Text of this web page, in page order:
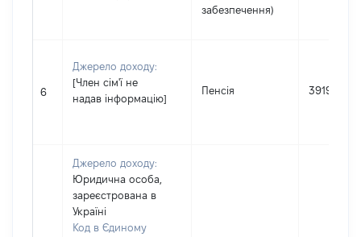
забезпечення)
6
Джерело доходу:
[Член сім'ї не
надав інформацію]
Пенсія 39190
Джерело доходу:
Юридична особа,
зареєстрована в
Україні
Код в Єдиному